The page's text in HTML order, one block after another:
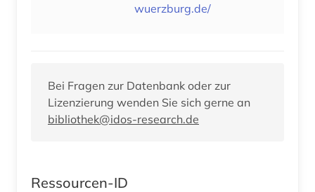
wuerzburg.de/
Bei Fragen zur Datenbank oder zur
Lizenzierung wenden Sie sich gerne an
bibliothek@idos-research.de
Ressourcen-ID